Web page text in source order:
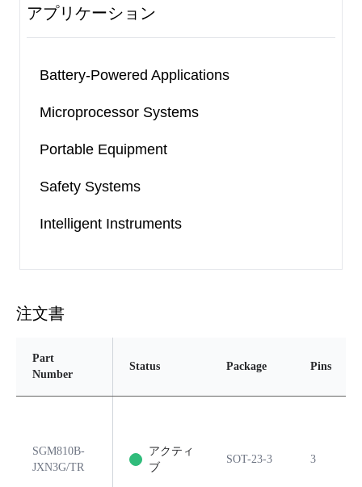
アプリケーション
Battery-Powered Applications
Microprocessor Systems
Portable Equipment
Safety Systems
Intelligent Instruments
注文書
Part
Number
Status Package Pins
SGM810B-
JXN3G/TR
アクティ
ブ
SOT-23-3 3